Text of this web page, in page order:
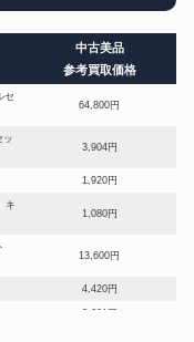
中古美品
参考買取価格
セ
64,800円
ッ
3,904円
1,920円
キ
1,080円
13,600円
4,420円
8,601円